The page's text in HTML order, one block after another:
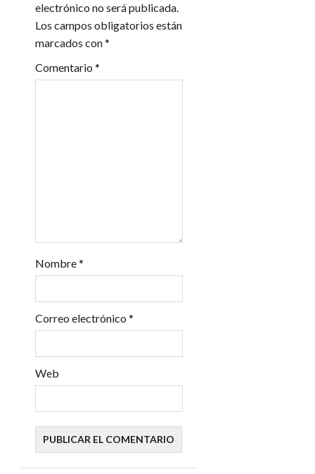
ó
n
d
a
d
a
electrónico no será publicada.
Los campos obligatorios están
marcados con*
Comentario *
Nombre*
Correo electrónico *
Web